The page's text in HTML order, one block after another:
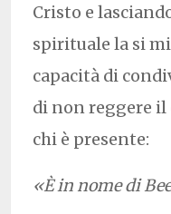
Cristo e
spirituale la si
capacità di
di non reggere il
chi è presente:
«È in nome di